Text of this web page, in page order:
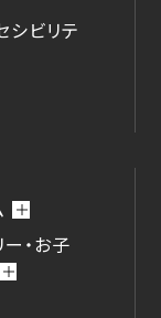
シビリテ
・お子